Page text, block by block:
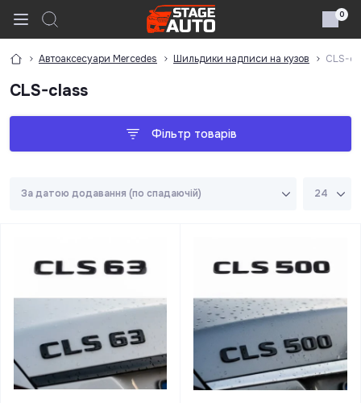
0
Автоаксесуари Mercedes Шильдики надписи на кузов CLS-
CLS-class
Фільтр товарів